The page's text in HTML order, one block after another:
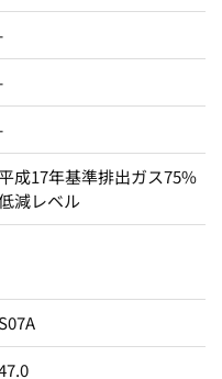
成17年基準排出ガス75%
減レベル
S07A